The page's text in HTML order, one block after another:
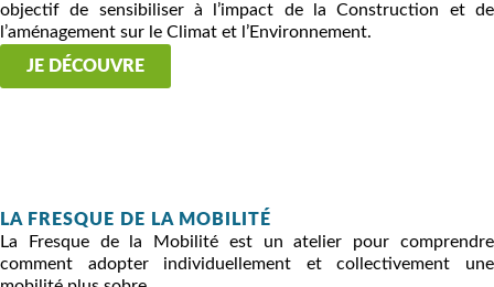
objectif de sensibiliser à l’impact de la Construction et de
l’aménagement sur le Climat et l’Environnement.
JE DÉCOUVRE
LA FRESQUE DE LA MOBILITÉ
La Fresque de la Mobilité est un atelier pour comprendre
comment adopter individuellement et collectivement une